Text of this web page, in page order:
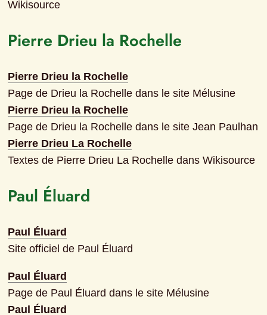
Wikisource
Pierre Drieu la Rochelle
Pierre Drieu la Rochelle
Page de Drieu la Rochelle dans le site Mélusine
Pierre Drieu la Rochelle
Page de Drieu la Rochelle dans le site Jean Paulhan
Pierre Drieu La Rochelle
Textes de Pierre Drieu La Rochelle dans Wikisource
Paul Éluard
Paul Éluard
Site officiel de Paul Éluard
Paul Éluard
Page de Paul Éluard dans le site Mélusine
Paul Éluard